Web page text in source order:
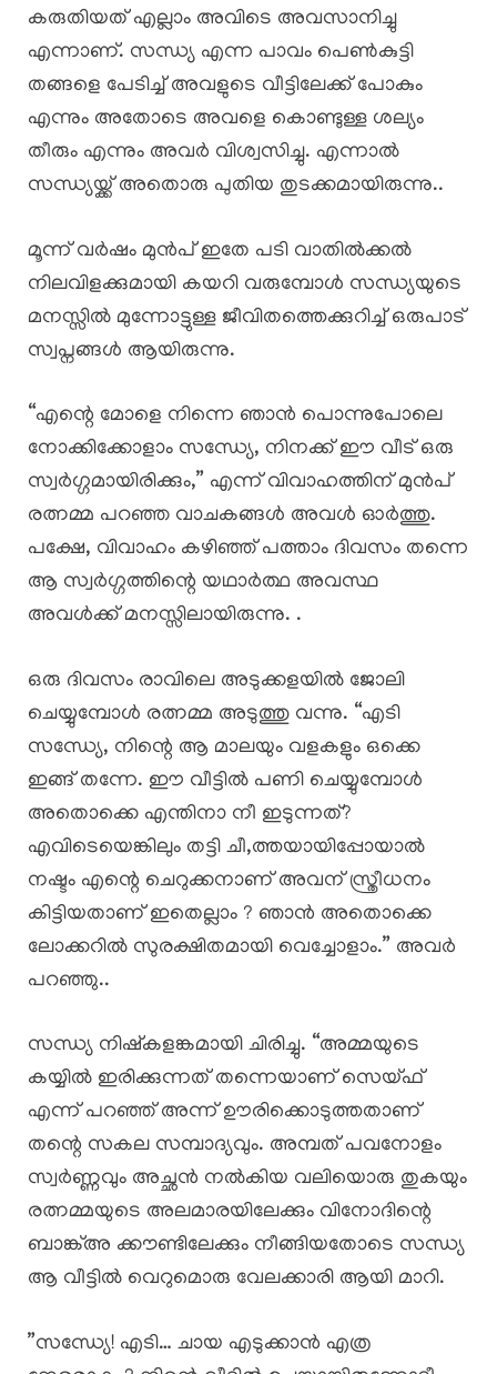
കരുതിയത് എല്ലാം അവിടെ അവസാനിച്ചു
എന്നാണ്. സന്ധ്യ എന്ന പാവം പെൺകുട്ടി
തങ്ങളെ പേടിച്ച് അവളുടെ വീട്ടിലേക്ക് പോകും
എന്നും അതോടെ അവളെ കൊണ്ടുള്ള ശല്യം
തീരും എന്നും അവർ വിശ്വസിച്ചു. എന്നാൽ
സന്ധ്യയ്ക്ക് അതൊരു പുതിയ തുടക്കമായിരുന്നു..
​മൂന്ന് വർഷം മുൻപ് ഇതേ പടി വാതിൽക്കൽ
നിലവിളക്കുമായി കയറി വരുമ്പോൾ സന്ധ്യയുടെ
മനസ്സിൽ മുന്നോട്ടുള്ള ജീവിതത്തെക്കുറിച്ച് ഒരുപാട്
സ്വപ്നങ്ങൾ ആയിരുന്നു.
“എന്റെ മോളെ നിന്നെ ഞാൻ പൊന്നുപോലെ
നോക്കിക്കോളാം സന്ധ്യേ, നിനക്ക് ഈ വീട് ഒരു
സ്വർഗ്ഗമായിരിക്കും,” എന്ന് വിവാഹത്തിന് മുൻപ്
രത്നമ്മ പറഞ്ഞ വാചകങ്ങൾ അവൾ ഓർത്തു.
പക്ഷേ, വിവാഹം കഴിഞ്ഞ് പത്താം ദിവസം തന്നെ
ആ സ്വർഗ്ഗത്തിന്റെ യഥാർത്ഥ അവസ്ഥ
അവൾക്ക് മനസ്സിലായിരുന്നു. .
​ഒരു ദിവസം രാവിലെ അടുക്കളയിൽ ജോലി
ചെയ്യുമ്പോൾ രത്നമ്മ അടുത്തു വന്നു. “എടി
സന്ധ്യേ, നിന്റെ ആ മാലയും വളകളും ഒക്കെ
ഇങ്ങ് തന്നേ. ഈ വീട്ടിൽ പണി ചെയ്യുമ്പോൾ
അതൊക്കെ എന്തിനാ നീ ഇടുന്നത്?
എവിടെയെങ്കിലും തട്ടി ചീ,ത്തയായിപ്പോയാൽ
നഷ്ടം എന്റെ ചെറുക്കനാണ് അവന് സ്ത്രീധനം
കിട്ടിയതാണ് ഇതെല്ലാം ? ഞാൻ അതൊക്കെ
ലോക്കറിൽ സുരക്ഷിതമായി വെച്ചോളാം.” അവർ
പറഞ്ഞു..
​സന്ധ്യ നിഷ്കളങ്കമായി ചിരിച്ചു. “അമ്മയുടെ
കയ്യിൽ ഇരിക്കുന്നത് തന്നെയാണ് സെയ്ഫ്
എന്ന് പറഞ്ഞ് അന്ന് ഊരിക്കൊടുത്തതാണ്
തന്റെ സകല സമ്പാദ്യവും. അമ്പത് പവനോളം
സ്വർണ്ണവും അച്ഛൻ നൽകിയ വലിയൊരു തുകയും
രത്നമ്മയുടെ അലമാരയിലേക്കും വിനോദിന്റെ
ബാങ്ക്അ ക്കൗണ്ടിലേക്കും നീങ്ങിയതോടെ സന്ധ്യ
ആ വീട്ടിൽ വെറുമൊരു വേലക്കാരി ആയി മാറി.
​”സന്ധ്യേ! എടി… ചായ എടുക്കാൻ എത്ര